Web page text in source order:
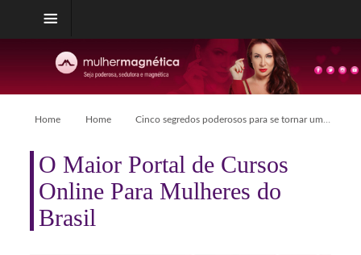
Home Home Cinco segredos poderosos para se tornar uma mulher irresistível!
O Maior Portal de Cursos
Online Para Mulheres do
Brasil